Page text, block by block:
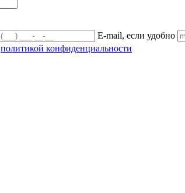
E-mail, если удобно
политикой конфиденциальности